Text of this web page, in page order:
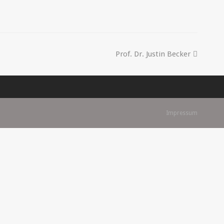
Prof. Dr. Justin Becker
Impressum